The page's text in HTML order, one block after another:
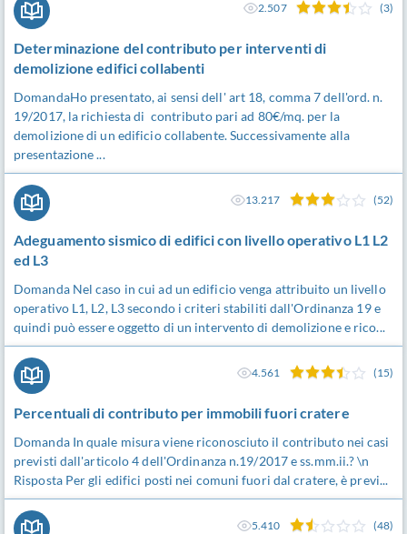
Determinazione del contributo per interventi di
demolizione edifici collabenti
DomandaHo presentato, ai sensi dell' art 18, comma 7 dell'ord. n.
19/2017, la richiesta di contributo pari ad 80€/mq. per la
demolizione di un edificio collabente. Successivamente alla
presentazione ...
2.507 (3)
Adeguamento sismico di edifici con livello operativo L1 L2
ed L3
Domanda Nel caso in cui ad un edificio venga attribuito un livello
operativo L1, L2, L3 secondo i criteri stabiliti dall'Ordinanza 19 e
quindi può essere oggetto di un intervento di demolizione e rico...
13.217 (52)
Percentuali di contributo per immobili fuori cratere
Domanda In quale misura viene riconosciuto il contributo nei casi
previsti dall'articolo 4 dell'Ordinanza n.19/2017 e ss.mm.ii.? \n
Risposta Per gli edifici posti nei comuni fuori dal cratere, è previ...
4.561 (15)
5.410 (48)